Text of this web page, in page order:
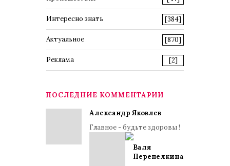
Интересно знать [384]
Актуальное [870]
Реклама [2]
ПОСЛЕДНИЕ КОММЕНТАРИИ
Александр Яковлев
Главное - будьте здоровы !
Валя
Перепелкина